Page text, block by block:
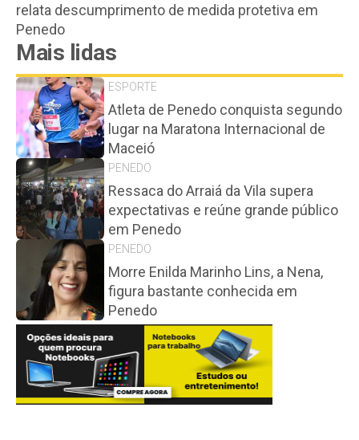
relata descumprimento de medida protetiva em
Penedo
Mais lidas
ESPORTE
Atleta de Penedo conquista segundo
lugar na Maratona Internacional de
Maceió
PENEDO
Ressaca do Arraiá da Vila supera
expectativas e reúne grande público
em Penedo
PENEDO
Morre Enilda Marinho Lins, a Nena,
figura bastante conhecida em
Penedo